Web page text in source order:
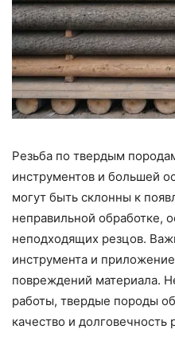
Резьба по твердым
инструментов и большей
могут быть склонны к
неправильной обработке,
неподходящих резцов.
инструмента и
повреждений материала.
работы, твердые породы
качество и долговечность